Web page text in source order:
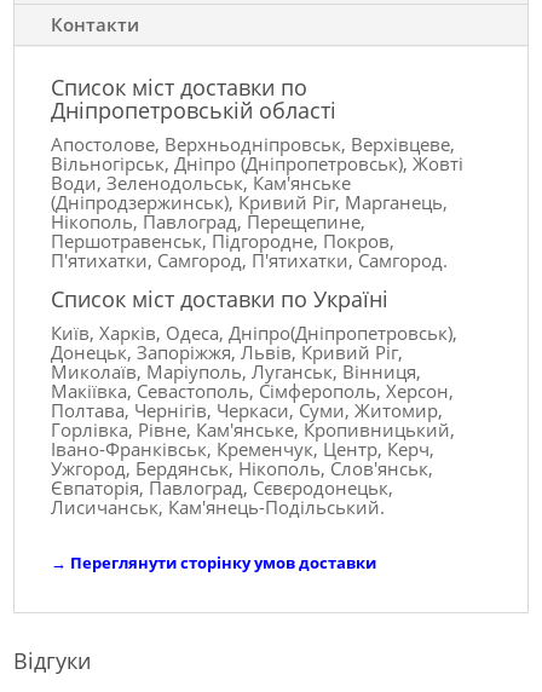
Контакти
Список міст доставки по
Дніпропетровській області
Апостолове, Верхньодніпровськ, Верхівцеве,
Вільногірськ, Дніпро (Дніпропетровськ), Жовті
Води, Зеленодольськ, Кам'янське
(Дніпродзержинськ), Кривий Ріг, Марганець,
Нікополь, Павлоград, Перещепине,
Першотравенськ, Підгородне, Покров,
П'ятихатки, Самгород, П'ятихатки, Самгород.
Список міст доставки по Україні
Київ, Харків, Одеса, Дніпро(Дніпропетровськ),
Донецьк, Запоріжжя, Львів, Кривий Ріг,
Миколаїв, Маріуполь, Луганськ, Вінниця,
Макіївка, Севастополь, Сімферополь, Херсон,
Полтава, Чернігів, Черкаси, Суми, Житомир,
Горлівка, Рівне, Кам'янське, Кропивницький,
Івано-Франківськ, Кременчук, Центр, Керч,
Ужгород, Бердянськ, Нікополь, Слов'янськ,
Євпаторія, Павлоград, Сєвєродонецьк,
Лисичанськ, Кам'янець-Подільський.
→ Переглянути сторінку умов доставки
Відгуки